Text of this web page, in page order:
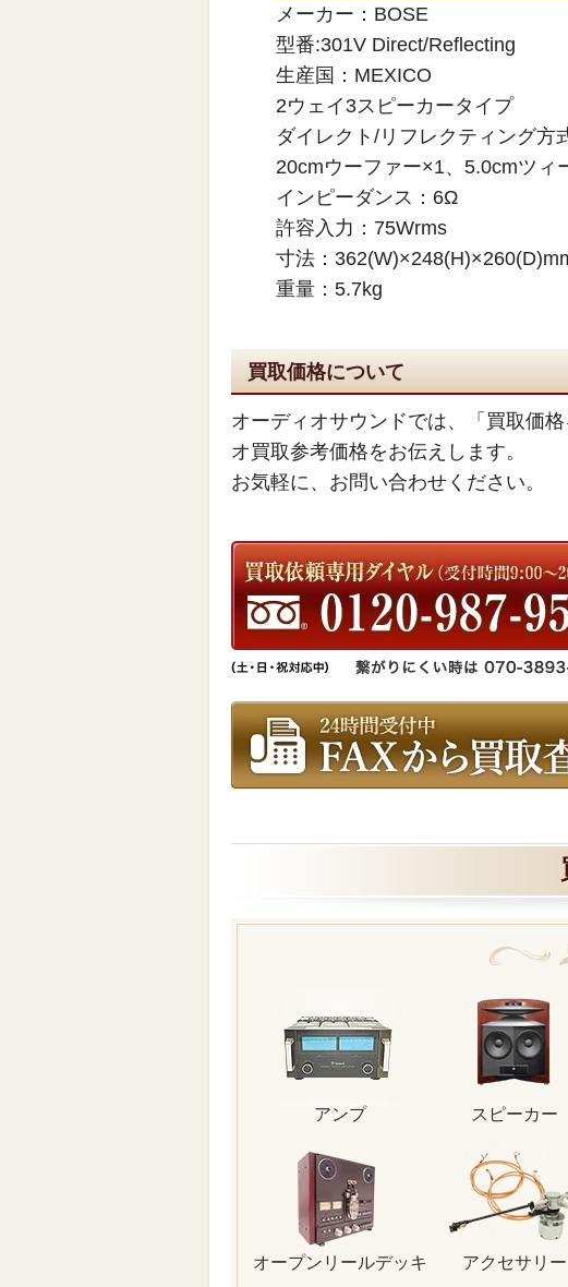
メーカー：BOSE
型番:301V Direct/Reflecting
生産国：MEXICO
2ウェイ3スピーカータイプ
ダイレクト/リフレクティング方
20cmウーファー×1、5.0cmツィ
インピーダンス：6Ω
許容入力：75Wrms
寸法：
重量：5.7kg
買取価格について
オーディオサウンドでは、「買取価
オ買取参考価格をお伝えします。
お気軽に、お問い合わせください。
アンプ スピーカー
オープンリールデッキ アクセサリー